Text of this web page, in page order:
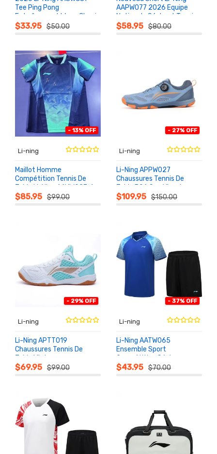
Tee Ping Pong
Entraînement Wang Chuqin
Sun Yingsha
$33.95 $50.00
PANIER
AAPW077 2026 Equipe
Nationale Séchant Tennis
De Table
$58.95 $80.00
AU
PANIER
- 13% OFF
Li-ning
Maillot Homme
Compétition Tennis De
Table Li-Ning AAYW097-1
Equipe Nationale 2026
$85.95 $99.00
AU
PANIER
- 27% OFF
Li-ning
Li-Ning APPW027
Chaussures Tennis De
Table BOA Sun Yingsha
$109.95 $150.00
AU
PANIER
- 29% OFF
Li-ning
Li-Ning APTT019
Chaussures Tennis De
Table Mixte
Antidérapantes
$69.95 $99.00
AU
PANIER
- 37% OFF
Li-ning
Li-Ning AATW065
Ensemble Sport
Compétition Séchage
Rapide Polyester Respirant
$43.95 $70.00
AU
PANIER